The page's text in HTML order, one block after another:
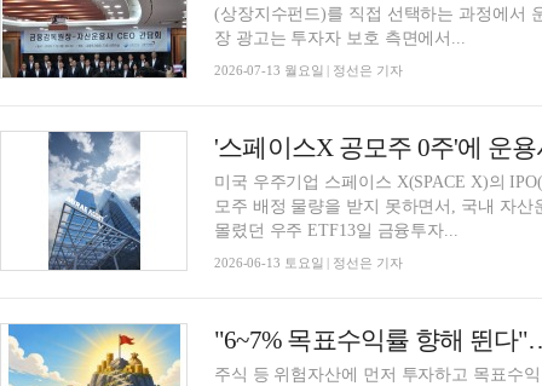
(상장지수펀드)를 직접 선택하는 과정에서
장 광고는 투자자 보호 측면에서...
2026-07-13 월요일 | 정선은 기자
'스페이스X 공모주 0주'에 운
미국 우주기업 스페이스 X(SPACE X)의
모주 배정 물량을 받지 못하면서, 국내 자
몰렸던 우주 ETF13일 금융투자...
2026-06-13 토요일 | 정선은 기자
"6~7% 목표수익률 향해 뛴다
주식 등 위험자산에 먼저 투자하고 목표수